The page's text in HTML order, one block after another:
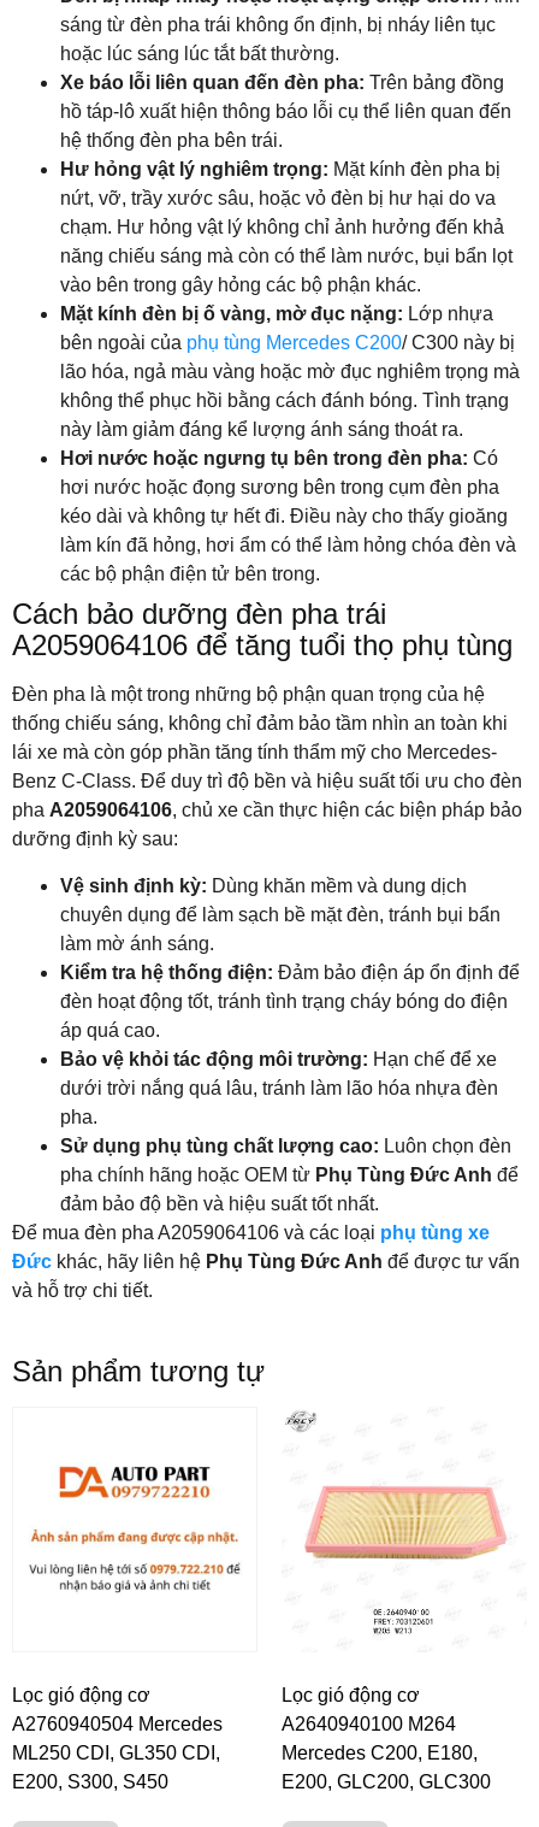
sáng từ đèn pha trái không ổn định, bị nháy liên tục
hoặc lúc sáng lúc tắt bất thường.
Xe báo lỗi liên quan đến đèn pha: Trên bảng đồng
hồ táp-lô xuất hiện thông báo lỗi cụ thể liên quan đến
hệ thống đèn pha bên trái.
Hư hỏng vật lý nghiêm trọng: Mặt kính đèn pha bị
nứt, vỡ, trầy xước sâu, hoặc vỏ đèn bị hư hại do va
chạm. Hư hỏng vật lý không chỉ ảnh hưởng đến khả
năng chiếu sáng mà còn có thể làm nước, bụi bẩn lọt
vào bên trong gây hỏng các bộ phận khác.
Mặt kính đèn bị ố vàng, mờ đục nặng: Lớp nhựa
bên ngoài của phụ tùng Mercedes C200/ C300 này bị
lão hóa, ngả màu vàng hoặc mờ đục nghiêm trọng mà
không thể phục hồi bằng cách đánh bóng. Tình trạng
này làm giảm đáng kể lượng ánh sáng thoát ra.
Hơi nước hoặc ngưng tụ bên trong đèn pha: Có
hơi nước hoặc đọng sương bên trong cụm đèn pha
kéo dài và không tự hết đi. Điều này cho thấy gioăng
làm kín đã hỏng, hơi ẩm có thể làm hỏng chóa đèn và
các bộ phận điện tử bên trong.
Cách bảo dưỡng đèn pha trái
A2059064106 để tăng tuổi thọ phụ tùng
Đèn pha là một trong những bộ phận quan trọng của hệ
thống chiếu sáng, không chỉ đảm bảo tầm nhìn an toàn khi
lái xe mà còn góp phần tăng tính thẩm mỹ cho Mercedes-
Benz C-Class. Để duy trì độ bền và hiệu suất tối ưu cho đèn
pha A2059064106, chủ xe cần thực hiện các biện pháp bảo
dưỡng định kỳ sau:
Vệ sinh định kỳ: Dùng khăn mềm và dung dịch
chuyên dụng để làm sạch bề mặt đèn, tránh bụi bẩn
làm mờ ánh sáng.
Kiểm tra hệ thống điện: Đảm bảo điện áp ổn định để
đèn hoạt động tốt, tránh tình trạng cháy bóng do điện
áp quá cao.
Bảo vệ khỏi tác động môi trường: Hạn chế để xe
dưới trời nắng quá lâu, tránh làm lão hóa nhựa đèn
pha.
Sử dụng phụ tùng chất lượng cao: Luôn chọn đèn
pha chính hãng hoặc OEM từ Phụ Tùng Đức Anh để
đảm bảo độ bền và hiệu suất tốt nhất.
Để mua đèn pha A2059064106 và các loại phụ tùng xe
Đức khác, hãy liên hệ Phụ Tùng Đức Anh để được tư vấn
và hỗ trợ chi tiết.
Sản phẩm tương tự
Lọc gió động cơ
A2760940504 Mercedes
ML250 CDI, GL350 CDI,
E200, S300, S450
Lọc gió động cơ
A2640940100 M264
Mercedes C200, E180,
E200, GLC200, GLC300